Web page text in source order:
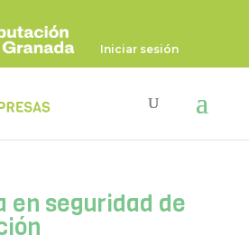
Iniciar sesión
en seguridad de